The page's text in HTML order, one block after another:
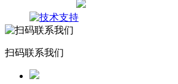
扫码联系我们